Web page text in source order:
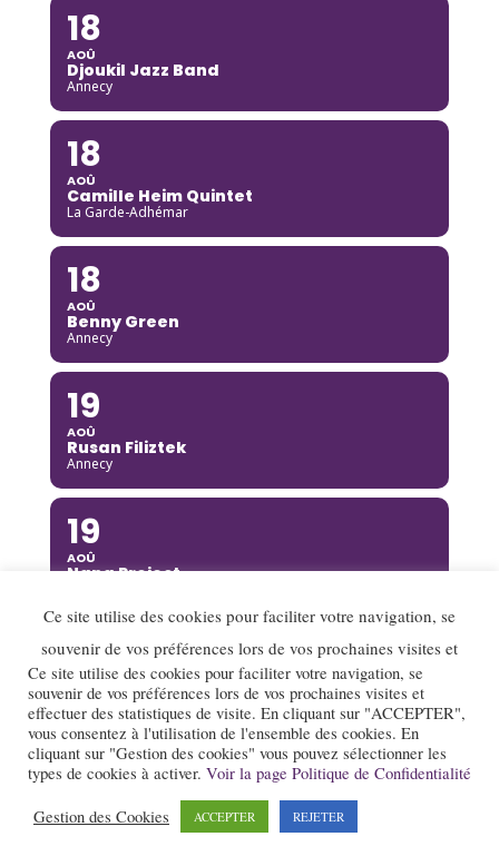
18
AOÛ
Djoukil Jazz Band
Annecy
18
AOÛ
Camille Heim Quintet
La Garde-Adhémar
18
AOÛ
Benny Green
Annecy
19
AOÛ
Rusan Filiztek
Annecy
19
AOÛ
Nana Project
20
AOÛ
Ella Rabeson Quartet
Annecy
20
AOÛ
Ariane Racicot Trio
Ce site utilise des cookies pour faciliter votre navigation, se
souvenir de vos préférences lors de vos prochaines visites et
Ce site utilise des cookies pour faciliter votre navigation, se
souvenir de vos préférences lors de vos prochaines visites et
effectuer des statistiques de visite. En cliquant sur "ACCEPTER",
vous consentez à l'utilisation de l'ensemble des cookies. En
cliquant sur "Gestion des cookies" vous pouvez sélectionner les
types de cookies à activer. Voir la page Politique de Confidentialité
Gestion des Cookies ACCEPTER REJETER